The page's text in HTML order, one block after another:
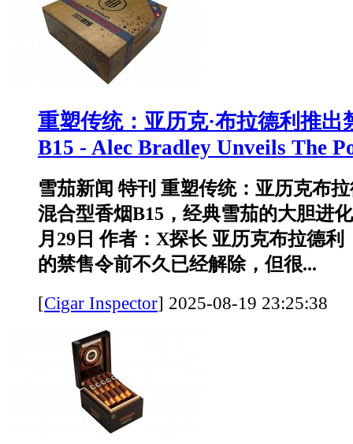
重塑传统：亚历克·布拉德利推出
B15 - Alec Bradley Unveils The
雪茄新闻 特刊 重塑传统：亚历克布
混合型香烟B15，经典雪茄的大胆进
月29日 作者：X探长 亚历克布拉德利
的禁售令前不久已经解除，但很...
[Cigar Inspector] 2025-08-19